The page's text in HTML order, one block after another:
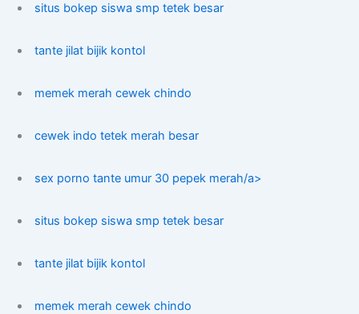
situs bokep siswa smp tetek besar
tante jilat bijik kontol
memek merah cewek chindo
cewek indo tetek merah besar
sex porno tante umur 30 pepek merah/a>
situs bokep siswa smp tetek besar
tante jilat bijik kontol
memek merah cewek chindo